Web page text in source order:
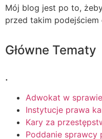
Mój blog jest po to,
przed takim podejściem
Główne Tematy
.
Adwokat w
Instytucje prawa
Kary za
Poddanie sprawcy